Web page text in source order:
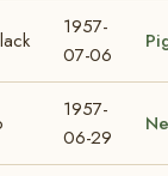
1957-
07-06
1957-
06-29